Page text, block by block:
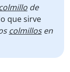
de
que sirve
colmillosen